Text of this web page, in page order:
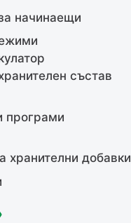
начинаещи
състав
програми
хранителни добавки